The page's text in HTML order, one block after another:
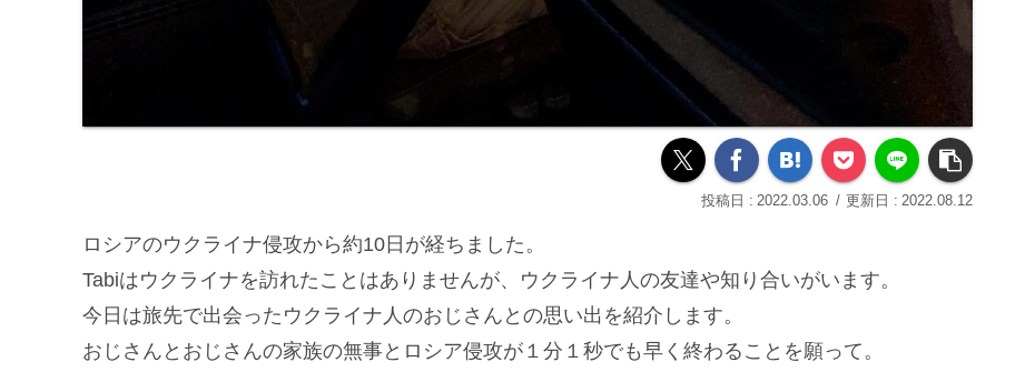
2022.03.06 2022.08.12
ロシアのウクライナ侵攻から約10日が経ちました。
Tabiはウクライナを訪れたことはありませんが、ウクライナ人の友達や知り合いがいます。
今日は旅先で出会ったウクライナ人のおじさんとの思い出を紹介します。
おじさんとおじさんの家族の無事とロシア侵攻が１分１秒でも早く終わることを願って。